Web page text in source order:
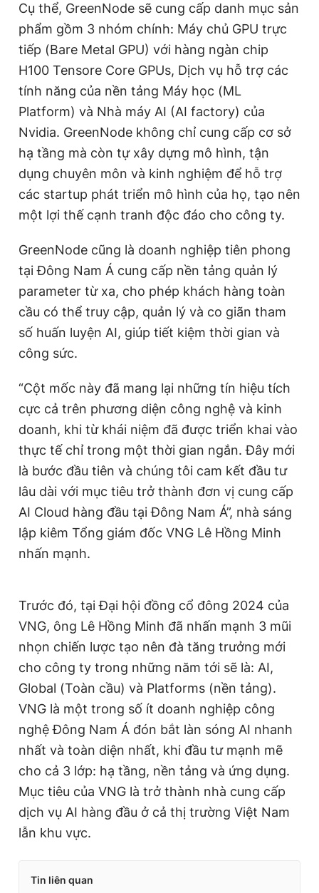
Cụ thể, GreenNode sẽ cung cấp danh mục sản
phẩm gồm 3 nhóm chính: Máy chủ GPU trực
tiếp (Bare Metal GPU) với hàng ngàn chip
H100 Tensore Core GPUs, Dịch vụ hỗ trợ các
tính năng của nền tảng Máy học (ML
Platform) và Nhà máy AI (AI factory) của
Nvidia. GreenNode không chỉ cung cấp cơ sở
hạ tầng mà còn tự xây dựng mô hình, tận
dụng chuyên môn và kinh nghiệm để hỗ trợ
các startup phát triển mô hình của họ, tạo nên
một lợi thế cạnh tranh độc đáo cho công ty.
GreenNode cũng là doanh nghiệp tiên phong
tại Đông Nam Á cung cấp nền tảng quản lý
parameter từ xa, cho phép khách hàng toàn
cầu có thể truy cập, quản lý và co giãn tham
số huấn luyện AI, giúp tiết kiệm thời gian và
công sức.
“Cột mốc này đã mang lại những tín hiệu tích
cực cả trên phương diện công nghệ và kinh
doanh, khi từ khái niệm đã được triển khai vào
thực tế chỉ trong một thời gian ngắn. Đây mới
là bước đầu tiên và chúng tôi cam kết đầu tư
lâu dài với mục tiêu trở thành đơn vị cung cấp
AI Cloud hàng đầu tại Đông Nam Á”, nhà sáng
lập kiêm Tổng giám đốc VNG Lê Hồng Minh
nhấn mạnh.
Trước đó, tại Đại hội đồng cổ đông 2024 của
VNG, ông Lê Hồng Minh đã nhấn mạnh 3 mũi
nhọn chiến lược tạo nên đà tăng trưởng mới
cho công ty trong những năm tới sẽ là: AI,
Global (Toàn cầu) và Platforms (nền tảng).
VNG là một trong số ít doanh nghiệp công
nghệ Đông Nam Á đón bắt làn sóng AI nhanh
nhất và toàn diện nhất, khi đầu tư mạnh mẽ
cho cả 3 lớp: hạ tầng, nền tảng và ứng dụng.
Mục tiêu của VNG là trở thành nhà cung cấp
dịch vụ AI hàng đầu ở cả thị trường Việt Nam
lẫn khu vực.
Tin liên quan